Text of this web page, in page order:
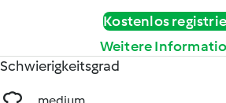
Kostenlos
Weitere
Schwierigkeitsgrad